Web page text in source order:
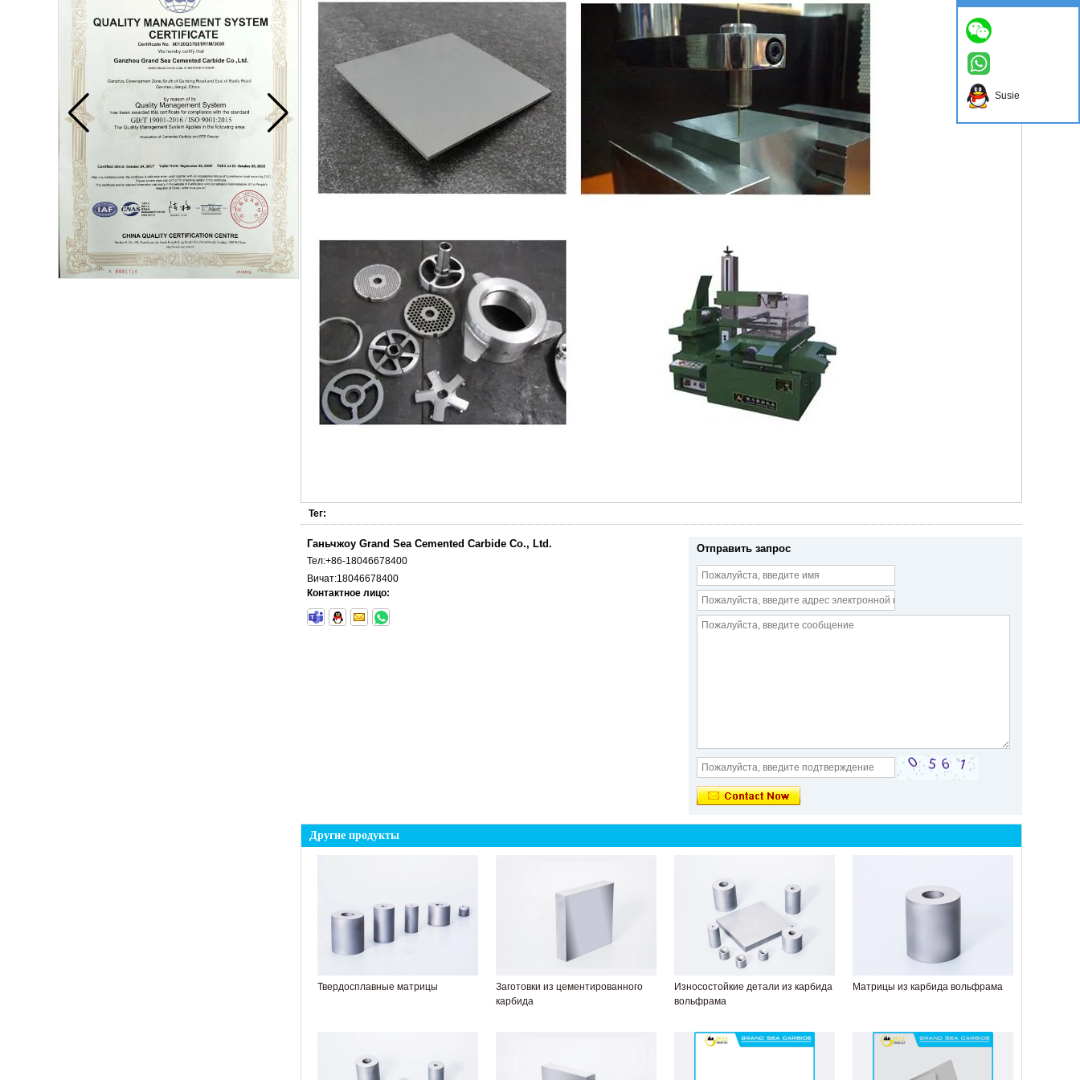
Твердосплавный диск
Тег:
Ганьчжоу Grand Sea Cemented Carbide Co., Ltd.
Тел:+86-18046678400
Вичат:18046678400
Контактное лицо:
Отправить запрос
Другие продукты
Твердосплавные матрицы
Заготовки из цементированного
карбида
Износостойкие детали из карбида
вольфрама
Матрицы из карбида вольфрама
Susie